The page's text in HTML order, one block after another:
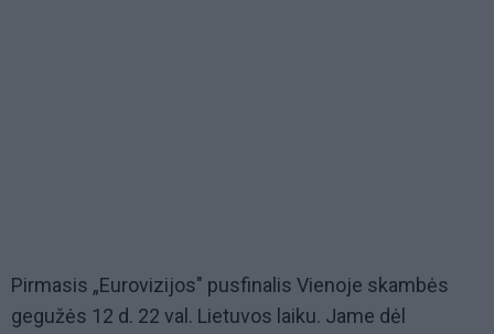
Pirmasis „Eurovizijos" pusfinalis Vienoje skambės
gegužės 12 d. 22 val. Lietuvos laiku. Jame dėl